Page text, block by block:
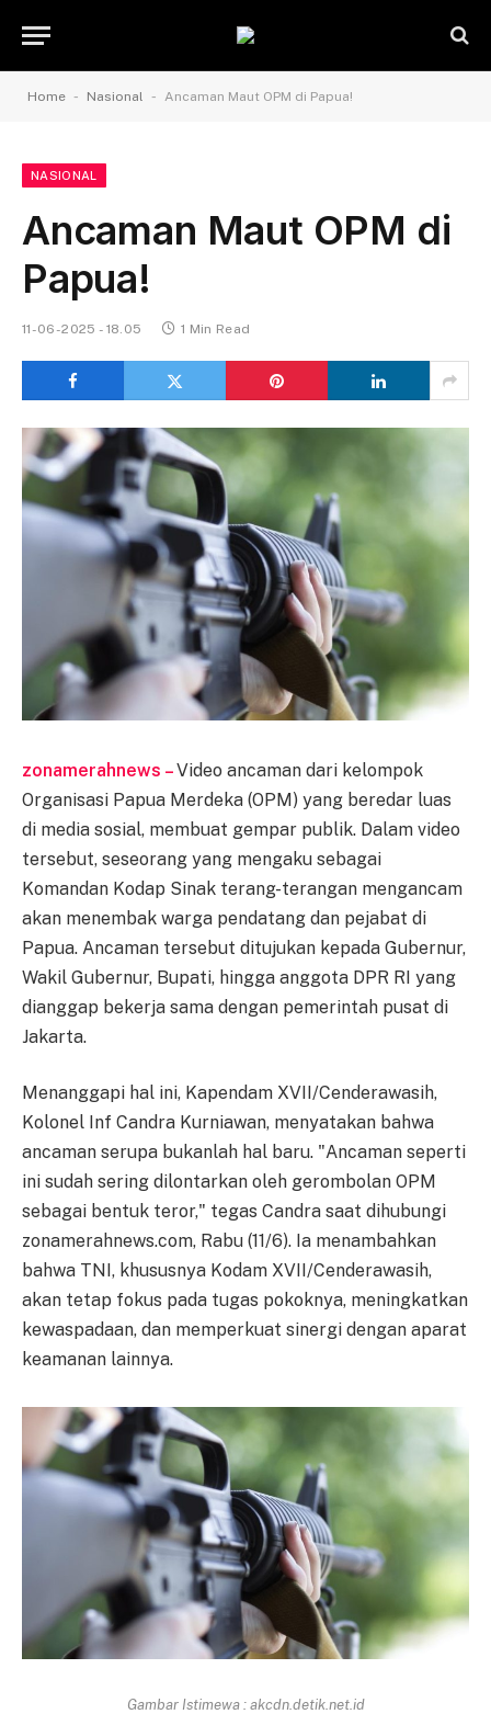
Home - Nasional - Ancaman Maut OPM di Papua!
NASIONAL
Ancaman Maut OPM di
Papua!
11-06-2025 - 18.05 1 Min Read
zonamerahnews –Video ancaman dari kelompok
Organisasi Papua Merdeka (OPM) yang beredar luas
di media sosial, membuat gempar publik. Dalam video
tersebut, seseorang yang mengaku sebagai
Komandan Kodap Sinak terang-terangan mengancam
akan menembak warga pendatang dan pejabat di
Papua. Ancaman tersebut ditujukan kepada Gubernur,
Wakil Gubernur, Bupati, hingga anggota DPR RI yang
dianggap bekerja sama dengan pemerintah pusat di
Jakarta.
Menanggapi hal ini, Kapendam XVII/Cenderawasih,
Kolonel Inf Candra Kurniawan, menyatakan bahwa
ancaman serupa bukanlah hal baru. "Ancaman seperti
ini sudah sering dilontarkan oleh gerombolan OPM
sebagai bentuk teror," tegas Candra saat dihubungi
zonamerahnews.com, Rabu (11/6). Ia menambahkan
bahwa TNI, khususnya Kodam XVII/Cenderawasih,
akan tetap fokus pada tugas pokoknya, meningkatkan
kewaspadaan, dan memperkuat sinergi dengan aparat
keamanan lainnya.
Gambar Istimewa : akcdn.detik.net.id